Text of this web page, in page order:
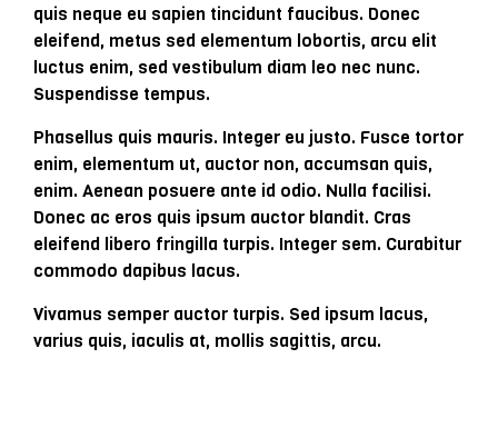
quis neque eu sapien tincidunt faucibus. Donec
eleifend, metus sed elementum lobortis, arcu elit
luctus enim, sed vestibulum diam leo nec nunc.
Suspendisse tempus.
Phasellus quis mauris. Integer eu justo. Fusce tortor
enim, elementum ut, auctor non, accumsan quis,
enim. Aenean posuere ante id odio. Nulla facilisi.
Donec ac eros quis ipsum auctor blandit. Cras
eleifend libero fringilla turpis. Integer sem. Curabitur
commodo dapibus lacus.
Vivamus semper auctor turpis. Sed ipsum lacus,
varius quis, iaculis at, mollis sagittis, arcu.